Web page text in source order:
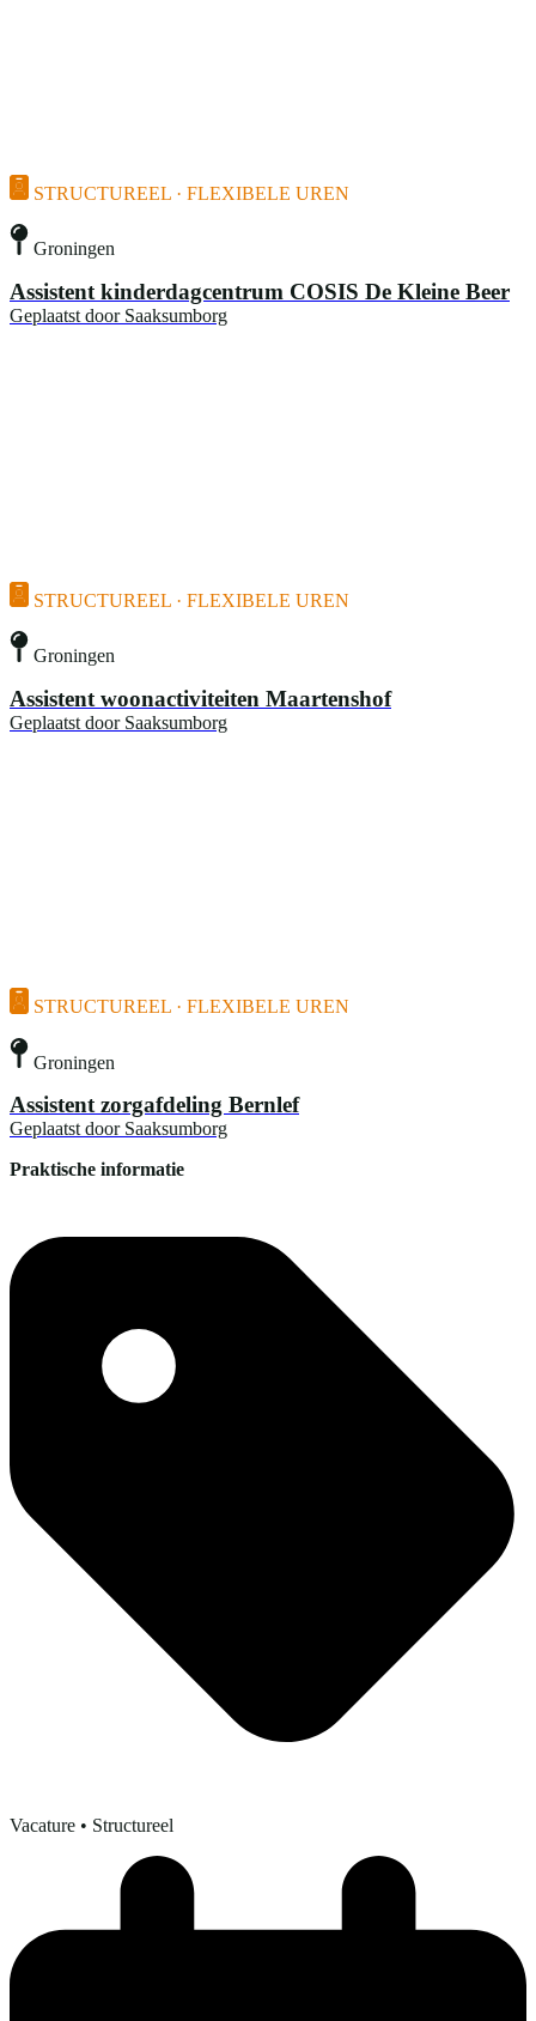
STRUCTUREEL · FLEXIBELE UREN
Groningen
Assistent kinderdagcentrum COSIS De Kleine Beer
Geplaatst door Saaksumborg
STRUCTUREEL · FLEXIBELE UREN
Groningen
Assistent woonactiviteiten Maartenshof
Geplaatst door Saaksumborg
STRUCTUREEL · FLEXIBELE UREN
Groningen
Assistent zorgafdeling Bernlef
Geplaatst door Saaksumborg
Praktische informatie
Vacature • Structureel